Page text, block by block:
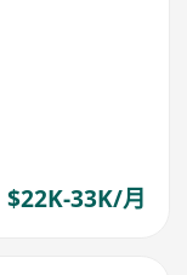
$22K-33K/月